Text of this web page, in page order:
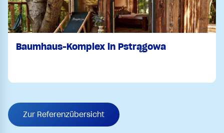
Baumhaus-Komplex in Pstrągowa
Zur Referenzübersicht